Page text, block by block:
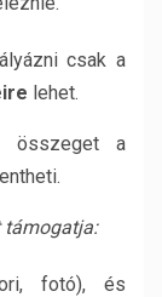
csak a
lehet.
összeget a
támogatja:
fotó), és